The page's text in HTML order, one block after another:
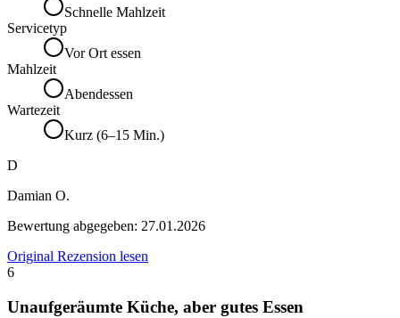
Schnelle Mahlzeit
Servicetyp
Vor Ort essen
Mahlzeit
Abendessen
Wartezeit
Kurz (6–15 Min.)
D
Damian O.
Bewertung abgegeben: 27.01.2026
Original Rezension lesen
6
Unaufgeräumte Küche, aber gutes Essen